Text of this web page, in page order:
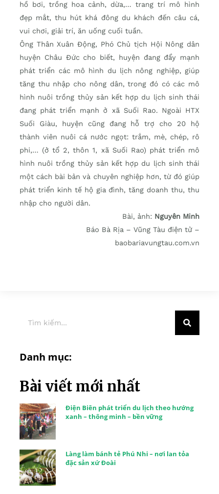
hồ bơi, trồng hoa cảnh, dừa,… trang trí mô hình
đẹp mắt, thu hút khá đông du khách đến câu cá,
vui chơi, giải trí, ăn uống cuối tuần.
Ông Thân Xuân Động, Phó Chủ tịch Hội Nông dân
huyện Châu Đức cho biết, huyện đang đẩy mạnh
phát triển các mô hình du lịch nông nghiệp, giúp
tăng thu nhập cho nông dân, trong đó có các mô
hình nuôi trồng thủy sản kết hợp du lịch sinh thái
đang phát triển mạnh ở xã Suối Rao. Ngoài HTX
Suối Giàu, huyện cũng đang hỗ trợ cho 20 hộ
thành viên nuôi cá nước ngọt: trắm, mè, chép, rô
phi,… (ở tổ 2, thôn 1, xã Suối Rao) phát triển mô
hình nuôi trồng thủy sản kết hợp du lịch sinh thái
một cách bài bản và chuyên nghiệp hơn, từ đó giúp
phát triển kinh tế hộ gia đình, tăng doanh thu, thu
nhập cho người dân.
Bài, ảnh: Nguyên Minh
Báo Bà Rịa – Vũng Tàu điện tử –
baobariavungtau.com.vn
Danh mục:
Bài viết mới nhất
Điện Biên phát triển du lịch theo hướng
xanh – thông minh – bền vững
Làng làm bánh tẻ Phú Nhi – nơi lan tỏa
đặc sản xứ Đoài